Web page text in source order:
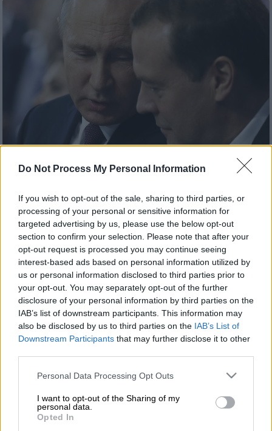
Do Not Process My Personal Information
If you wish to opt-out of the sale, sharing to third parties, or
processing of your personal or sensitive information for
targeted advertising by us, please use the below opt-out
section to confirm your selection. Please note that after your
opt-out request is processed you may continue seeing
interest-based ads based on personal information utilized by
us or personal information disclosed to third parties prior to
your opt-out. You may separately opt-out of the further
disclosure of your personal information by third parties on the
IAB’s list of downstream participants. This information may
also be disclosed by us to third parties on the IAB’s List of
Downstream Participants that may further disclose it to other
Please note that this website/app uses one or more Google
not limited to your visit or usage behaviour. You may click to
grant or deny consent to Google and its third-party tags to
use your data for below specified purposes in below Google
Personal Data Processing Opt Outs
I want to opt-out of the Sharing of my
personal data.
Opted In
Maxim Shipenkov/Pool Photo via AP
Προσθέστε το ΕΘΝΟΣ στη Google
«Τοπυραυλικόπλήγμα στοπολωνικό έδαφος
δείχνει πως η Δύση πλησιάζει περισσότερο
σε άλλον έναν Παγκόσμιο Πόλεμο»
διαμήνυσε ο πρώην πρόεδρος της
ΡωσίαςΝτμίτρι Μεντβέντεφ.
Ειδικότερα σε μήνυμά του στο Twitter ο
Μεντβέντεφ έγραψε «Το περιστατικό με το
καταγγελλόμενο από την Ουκρανία
“πυραυλικό πλήγμα” σε πολωνικό αγρόκτημα
υβριδικό πόλεμο κατά της Ρωσίας, η Δύση
πλησιάζει εγγύτερα σε παγκόσμιο πόλεμο».